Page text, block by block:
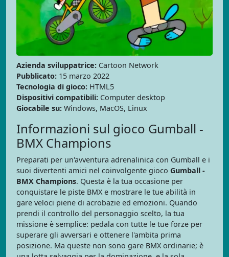
Azienda sviluppatrice: Cartoon Network
Pubblicato: 15 marzo 2022
Tecnologia di gioco: HTML5
Dispositivi compatibili: Computer desktop
Giocabile su: Windows, MacOS, Linux
Informazioni sul gioco Gumball -
BMX Champions
Preparati per un'avventura adrenalinica con Gumball e i
suoi divertenti amici nel coinvolgente gioco Gumball -
BMX Champions. Questa è la tua occasione per
conquistare le piste BMX e mostrare le tue abilità in
gare veloci piene di acrobazie ed emozioni. Quando
prendi il controllo del personaggio scelto, la tua
missione è semplice: pedala con tutte le tue forze per
superare gli avversari e ottenere l'ambita prima
posizione. Ma queste non sono gare BMX ordinarie; è